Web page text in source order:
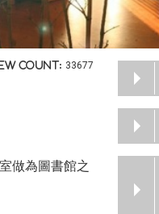
count: 33677
做為圖書館之